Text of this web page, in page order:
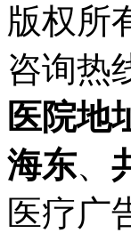
版权所
咨询热
医院地
海东、
医疗广